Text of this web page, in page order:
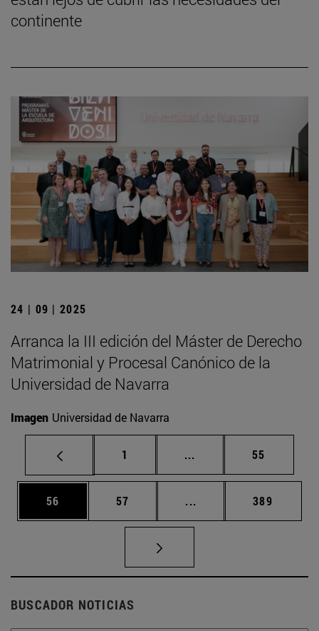
continente
24 | 09 | 2025
Arranca la III edición del Máster de Derecho
Matrimonial y Procesal Canónico de la
Universidad de Navarra
Imagen Universidad de Navarra
Página
1 ... Páginas intermedias
Página
55
Página
56 Página
57 ... Páginas intermedias
Página
389
BUSCADOR NOTICIAS